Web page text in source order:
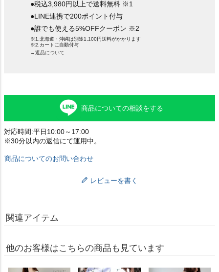
●税込3,980円以上で送料無料 ※1
●LINE連携で200ポイント付与
●誰でも使える5%OFFクーポン ※2
※1.北海道・沖縄は別途1,100円送料がかかります
※2.カートに自動付与
→返品について
商品についての相談をする
対応時間:平日10:00～17:00
※30分以内の返信にて運用中。
商品についてのお問い合わせ
レビューを書く
関連アイテム
他のお客様はこちらの商品も見ています